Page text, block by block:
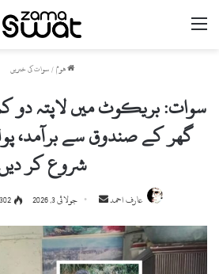
مینو
ھوم / سوات کی خبریں
سوات: بریکوٹ میں لاپتہ دو
گھر کے صندوق سے برآمد،
شروع کر
عارف احمد
Send
email
جولائی 3, 2026 302